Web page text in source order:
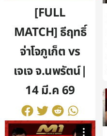
[FULL
MATCH] ธีฤทธิ์
จ่าโจภูเก็ต vs
เจเจ จ.นพรัตน์|
14 มี.ค 69